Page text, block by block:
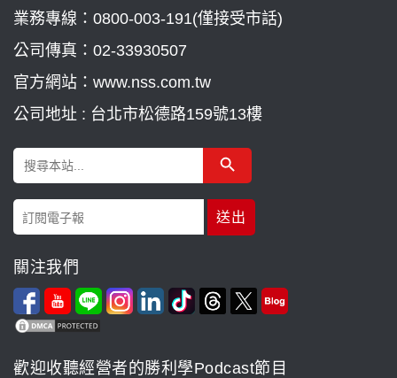
業務專線： 0800-003-191(僅接受市話)
公司傳真：02-33930507
官方網站：www.nss.com.tw
公司地址 : 台北市松德路159號13樓
Search
for:
Search Button
關注我們
歡迎收聽經營者的勝利學Podcast節目